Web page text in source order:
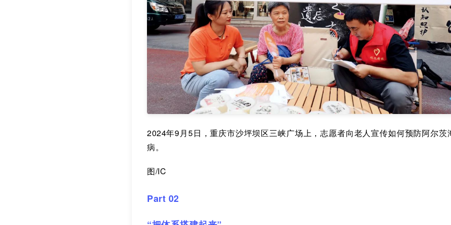
2024年9月5日，重庆市沙坪坝区三峡广场上，志愿者向老人宣传如何预防阿尔茨
病。
图/IC
Part 02